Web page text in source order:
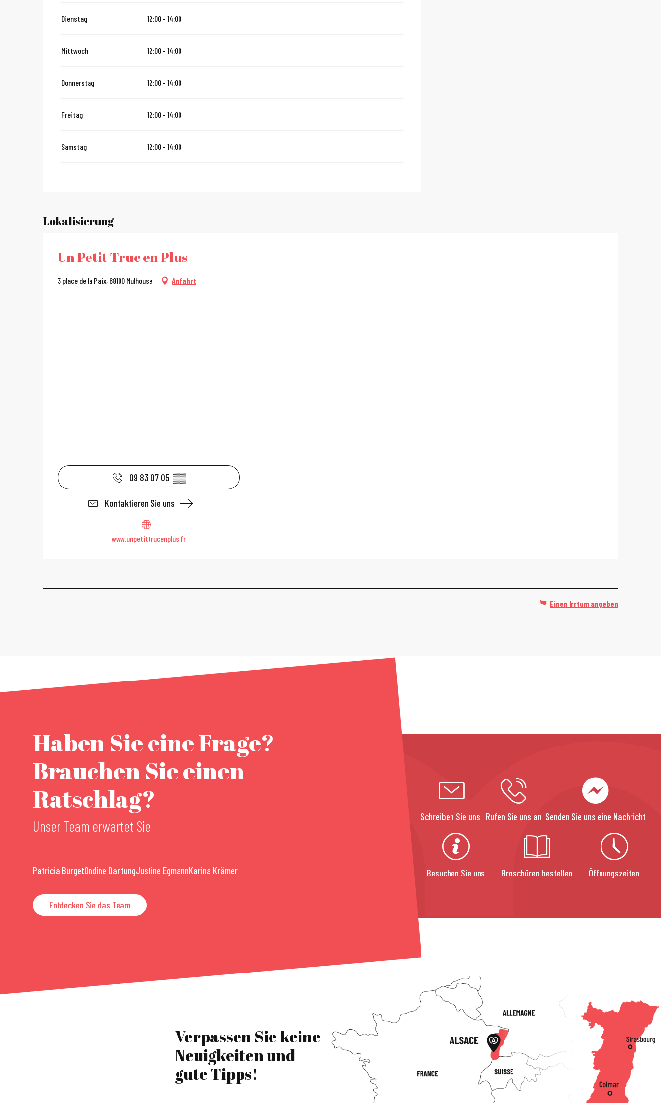
Dienstag 12:00 - 14:00
Mittwoch 12:00 - 14:00
Donnerstag 12:00 - 14:00
Freitag 12:00 - 14:00
Samstag 12:00 - 14:00
Lokalisierung
Un Petit Truc en Plus
3 place de la Paix, 68100 Mulhouse Anfahrt
09 83 07 05 ▒▒
Kontaktieren Sie uns
www.unpetittrucenplus.fr
Einen Irrtum angeben
Haben Sie eine Frage?
Brauchen Sie einen
Ratschlag?
Unser Team erwartet Sie
Patricia BurgetOndine DantungJustine EgmannKarina Krämer
Entdecken Sie das Team
Schreiben Sie uns! Rufen Sie uns an Senden Sie uns eine Nachricht
Besuchen Sie uns Broschüren bestellen Öffnungszeiten
Verpassen Sie keine
Neuigkeiten und
gute Tipps!